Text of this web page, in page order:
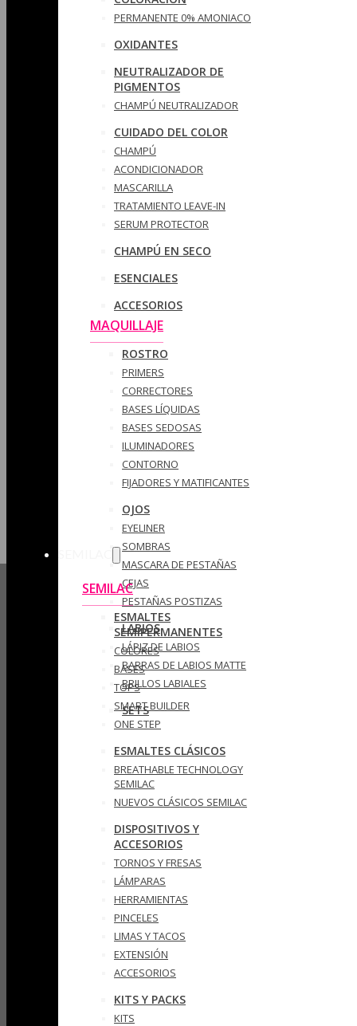
PERMANENTE 0% AMONIACO
OXIDANTES
NEUTRALIZADOR DE
PIGMENTOS
CHAMPÚ NEUTRALIZADOR
CUIDADO DEL COLOR
CHAMPÚ
ACONDICIONADOR
MASCARILLA
TRATAMIENTO LEAVE-IN
SERUM PROTECTOR
CHAMPÚ EN SECO
ESENCIALES
ACCESORIOS
MAQUILLAJE
ROSTRO
PRIMERS
CORRECTORES
BASES LÍQUIDAS
BASES SEDOSAS
ILUMINADORES
CONTORNO
FIJADORES Y MATIFICANTES
OJOS
EYELINER
SOMBRAS
MASCARA DE PESTAÑAS
CEJAS
PESTAÑAS POSTIZAS
LABIOS
LÁPIZ DE LABIOS
BARRAS DE LABIOS MATTE
BRILLOS LABIALES
SETS
SEMILAC
ESMALTES
SEMIPERMANENTES
COLORES
BASES
TOPS
SMART BUILDER
ONE STEP
ESMALTES CLÁSICOS
BREATHABLE TECHNOLOGY
SEMILAC
NUEVOS CLÁSICOS SEMILAC
DISPOSITIVOS Y
ACCESORIOS
TORNOS Y FRESAS
LÁMPARAS
HERRAMIENTAS
PINCELES
LIMAS Y TACOS
EXTENSIÓN
ACCESORIOS
KITS Y PACKS
KITS